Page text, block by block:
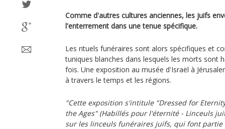
Comme d'autres cultures anciennes, les juifs
l'enterrement dans une tenue spécifique.
Les rituels funéraires sont alors spécifiques et
tuniques blanches dans lesquels les morts sont
fois. Une exposition au musée d'Israël à
à travers le temps et les régions.
"Cette exposition s'intitule "Dressed for
the Ages" (Habillés pour l'éternité - Linceuls
sur les linceuls funéraires juifs, qui font partie